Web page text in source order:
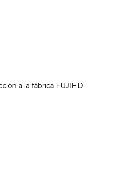
a la fábrica FUJIHD